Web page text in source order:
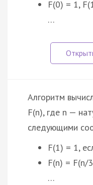
F(0) = 1,
…
Алгоритм
F(n), где n —
следующими
F(1) = 1,
F(n) = F(n/
…